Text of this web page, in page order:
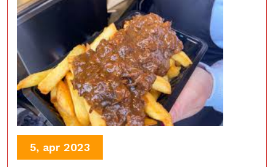
5, apr 2023